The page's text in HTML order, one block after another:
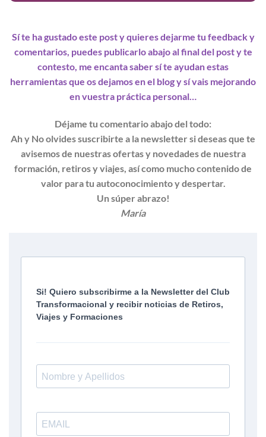
Sí te ha gustado este post y quieres dejarme tu feedback y
comentarios, puedes publicarlo abajo al final del post y te
contesto, me encanta saber sí te ayudan estas
herramientas que os dejamos en el blog y sí vais mejorando
en vuestra práctica personal…
Déjame tu comentario abajo del todo:
Ah y No olvides suscribirte a la newsletter si deseas que te
avisemos de nuestras ofertas y novedades de nuestra
formación, retiros y viajes, así como mucho contenido de
valor para tu autoconocimiento y despertar.
Un súper abrazo!
María